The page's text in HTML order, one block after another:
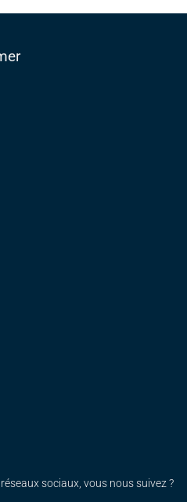
sociaux, vous nous suivez ?